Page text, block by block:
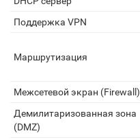
Поддержка VPN
Маршрутизация
Межсетевой экран (Firewall)
Демилитаризованная зона
(DMZ)